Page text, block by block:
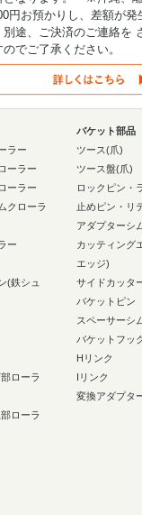
円お預かりし、差額が発
別途、ご決済のご連絡を
のでご了承ください。
ラー
ーラー
ーラー
クローラ
ー
(鉄シュ
ローラ
ローラ
バケット部品
ツース(爪)
ツース盤(爪)
ロックピン・
止めピン・リ
アダプターシ
カッティング
エッジ)
サイドカッタ
バケットピン
スペーサーシ
バケットフッ
Hリンク
Iリンク
変換アダプタ